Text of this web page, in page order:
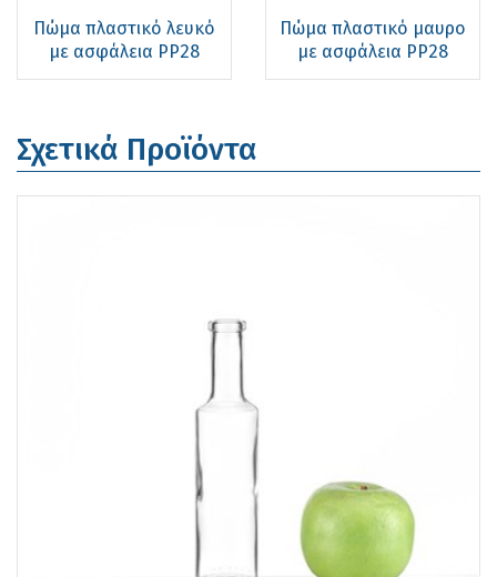
Πώμα πλαστικό λευκό
με ασφάλεια PP28
Πώμα πλαστικό μαυρο
με ασφάλεια PP28
Σχετικά Προϊόντα